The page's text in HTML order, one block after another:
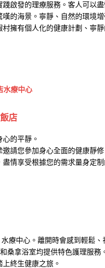
啟發的理療服務。客人可以
的海景。寧靜、自然的環境
擁有個人化的健康計劃、寧
店
的平靜。
請您參加身心全面的健康靜
情享受根據您的需求量身定
療中心。離開時會感到輕鬆
桑拿浴室均提供特色護理服
終生健康之旅。